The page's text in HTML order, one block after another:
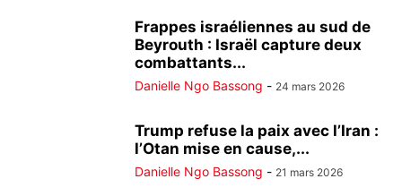
Frappes israéliennes au sud de
Beyrouth : Israël capture deux
combattants...
Danielle Ngo Bassong - 24 mars 2026
Trump refuse la paix avec l’Iran :
l’Otan mise en cause,...
Danielle Ngo Bassong - 21 mars 2026